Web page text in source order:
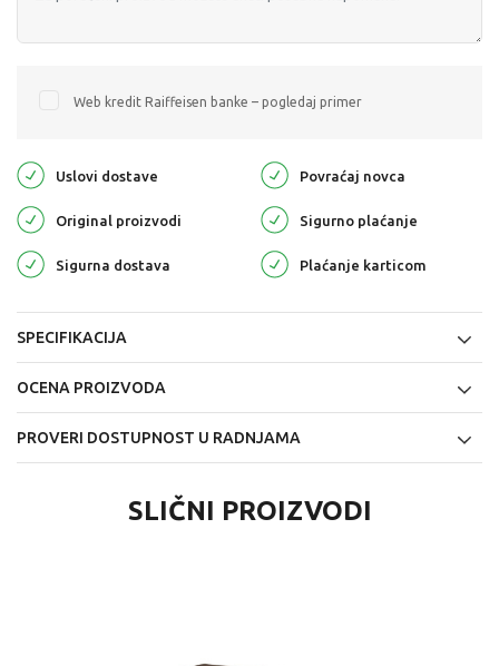
Web kredit Raiffeisen banke – pogledaj primer
Uslovi dostave Povraćaj novca
Original proizvodi Sigurno plaćanje
Sigurna dostava Plaćanje karticom
SPECIFIKACIJA
OCENA PROIZVODA
PROVERI DOSTUPNOST U RADNJAMA
SLIČNI PROIZVODI